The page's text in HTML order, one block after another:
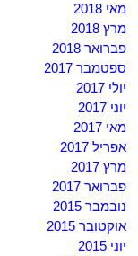
מאי 2018
מרץ 2018
פברואר 2018
ספטמבר 2017
יולי 2017
יוני 2017
מאי 2017
אפריל 2017
מרץ 2017
פברואר 2017
נובמבר 2015
אוקטובר 2015
יוני 2015